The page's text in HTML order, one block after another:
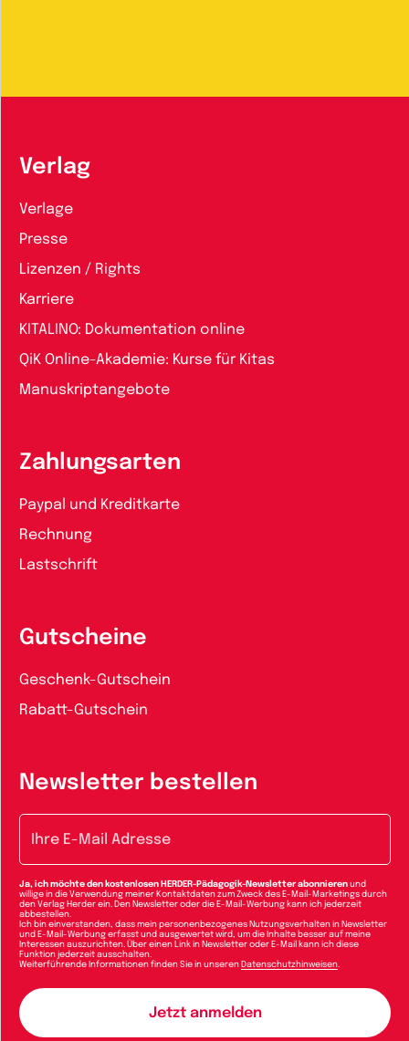
Verlag
Verlage
Presse
Lizenzen / Rights
Karriere
KITALINO: Dokumentation online
QiK Online-Akademie: Kurse für Kitas
Manuskriptangebote
Zahlungsarten
Paypal und Kreditkarte
Rechnung
Lastschrift
Gutscheine
Geschenk-Gutschein
Rabatt-Gutschein
Newsletter bestellen
Ja, ich möchte den kostenlosen HERDER-Pädagogik-Newsletter abonnieren und
willige in die Verwendung meiner Kontaktdaten zum Zweck des E-Mail-Marketings durch
den Verlag Herder ein. Den Newsletter oder die E-Mail-Werbung kann ich jederzeit
abbestellen.
Ich bin einverstanden, dass mein personenbezogenes Nutzungsverhalten in Newsletter
und E-Mail-Werbung erfasst und ausgewertet wird, um die Inhalte besser auf meine
Interessen auszurichten. Über einen Link in Newsletter oder E-Mail kann ich diese
Funktion jederzeit ausschalten.
Weiterführende Informationen finden Sie in unseren Datenschutzhinweisen.